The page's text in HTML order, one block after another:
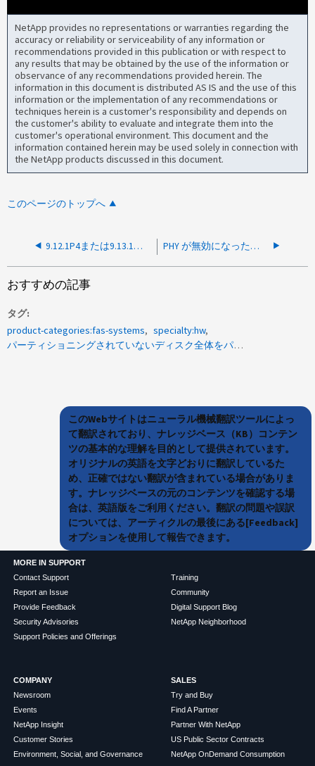
NetApp provides no representations or warranties regarding the
accuracy or reliability or serviceability of any information or
recommendations provided in this publication or with respect to
any results that may be obtained by the use of the information or
observance of any recommendations provided herein. The
information in this document is distributed AS IS and the use of this
information or the implementation of any recommendations or
techniques herein is a customer's responsibility and depends on
the customer's ability to evaluate and integrate them into the
customer's operational environment. This document and the
information contained herein may be used solely in connection with
the NetApp products discussed in this document.
このページのトップへ
9.12.1P4または9.13.1でディスク交換後にONTAPでディスク名が正しく表示されない PHY が無効になったため、ディスクの冗長性に失敗しました
おすすめの記事
タグ
product-categories:fas-systems
specialty:hw
パーティショニングされていないディスク全体をパーティショニングする
このWebサイトはニューラル機械翻訳ツールによっ
て翻訳されており、ナレッジベース（KB）コンテン
ツの基本的な理解を目的として提供されています。
オリジナルの英語を文字どおりに翻訳しているた
め、正確ではない翻訳が含まれている場合がありま
す。ナレッジベースの元のコンテンツを確認する場
合は、英語版をご利用ください。翻訳の問題や誤訳
については、アーティクルの最後にある[Feedback]
オプションを使用して報告できます。
MORE IN SUPPORT
Contact Support
Report an Issue
Provide Feedback
Security Advisories
Support Policies and Offerings
Training
Community
Digital Support Blog
NetApp Neighborhood
COMPANY
Newsroom
Events
NetApp Insight
Customer Stories
Environment, Social, and Governance
SALES
Try and Buy
Find A Partner
Partner With NetApp
US Public Sector Contracts
NetApp OnDemand Consumption